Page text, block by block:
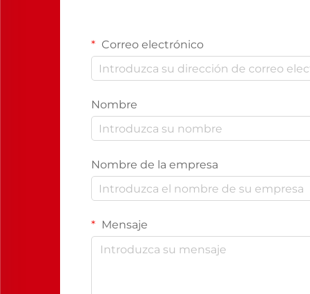
Correo electrónico
Nombre
Nombre de la empresa
Mensaje